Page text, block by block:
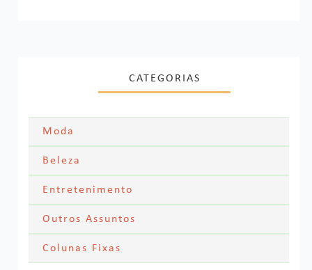
CATEGORIAS
Moda
Moda Festa
Acessórios
Looks dos famosos
Meus Looks
Beleza
Skincare
Cabelos
Maquiagem
Entretenimento
Filmes
Series
Outros Assuntos
Textos Pessoais
Colunas Fixas